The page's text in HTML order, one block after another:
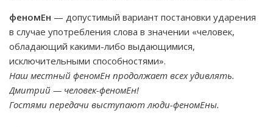
феномЕн — допустимый вариант постановки ударения
в случае употребления слова в значении «человек,
обладающий какими-либо выдающимися,
исключительными способностями».
Наш местный феномЕн продолжает всех удивлять.
Дмитрий — человек-феномЕн!
Гостями передачи выступают люди-феномЕны.